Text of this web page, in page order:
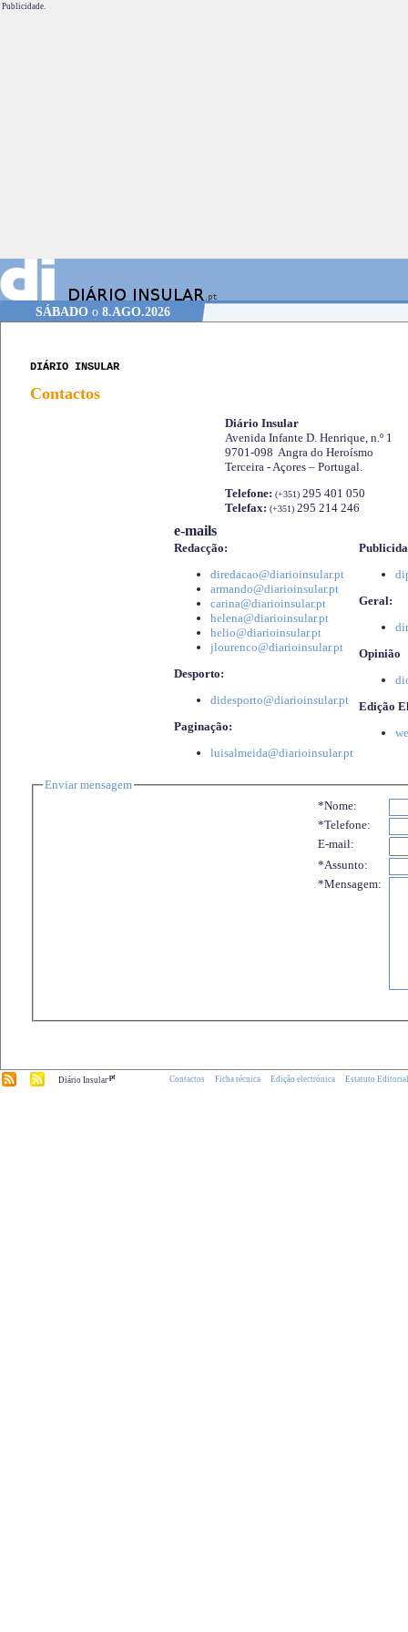
Publicidade.
SÁBADOo 8.AGO.2026
DIÁRIO INSULAR
Contactos
Diário Insular
Avenida Infante D. Henrique, n.º 1
9701-098 Angra do Heroísmo
Terceira - Açores – Portugal.
Telefone: (+351) 295 401 050
Telefax: (+351) 295 214 246
e-mails
Redacção:
diredacao@diarioinsular.pt
armando@diarioinsular.pt
carina@diarioinsular.pt
helena@diarioinsular.pt
helio@diarioinsular.pt
jlourenco@diarioinsular.pt
Desporto:
didesporto@diarioinsular.pt
Paginação:
luisalmeida@diarioinsular.pt
Geral:
Opinião
Edição
Enviar mensagem
*Nome:
*Telefone:
E-mail:
*Assunto:
*Mensagem:
Diário Insular.pt Contactos Ficha técnica Edição electrónica Estatuto Editorial